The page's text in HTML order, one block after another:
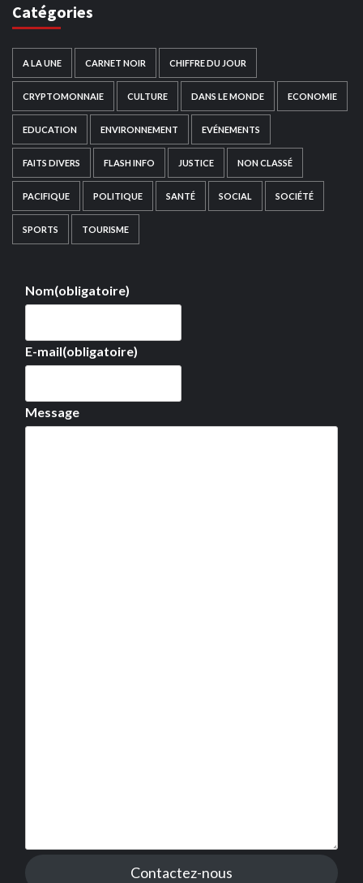
Catégories
A LA UNE CARNET NOIR CHIFFRE DU JOUR
CRYPTOMONNAIE CULTURE DANS LE MONDE ECONOMIE
EDUCATION ENVIRONNEMENT EVÉNEMENTS
FAITS DIVERS FLASH INFO JUSTICE NON CLASSÉ
PACIFIQUE POLITIQUE SANTÉ SOCIAL SOCIÉTÉ
SPORTS TOURISME
Nom(obligatoire)
E-mail(obligatoire)
Message
Contactez-nous